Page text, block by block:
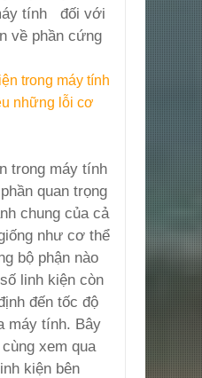
tính đối với
về phần cứng
trong máy tính
những lỗi cơ
trong máy tính
quan trọng
chung của cả
như cơ thể
bộ phận nào
linh kiện còn
đến tốc độ
máy tính. Bây
xem qua
kiện bên